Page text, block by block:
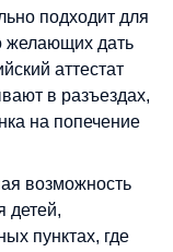
подходит для
желающих дать
аттестат
в разъездах,
на попечение
возможность
детей,
пунктах, где